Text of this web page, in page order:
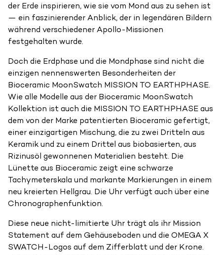
der Erde inspirieren, wie sie vom Mond aus zu sehen ist
— ein faszinierender Anblick, der in legendären Bildern
während verschiedener Apollo-Missionen
festgehalten wurde.
Doch die Erdphase und die Mondphase sind nicht die
einzigen nennenswerten Besonderheiten der
Bioceramic MoonSwatch MISSION TO EARTHPHASE.
Wie alle Modelle aus der Bioceramic MoonSwatch
Kollektion ist auch die MISSION TO EARTHPHASE aus
dem von der Marke patentierten Bioceramic gefertigt,
einer einzigartigen Mischung, die zu zwei Dritteln aus
Keramik und zu einem Drittel aus biobasierten, aus
Rizinusöl gewonnenen Materialien besteht. Die
Lünette aus Bioceramic zeigt eine schwarze
Tachymeterskala und markante Markierungen in einem
neu kreierten Hellgrau. Die Uhr verfügt auch über eine
Chronographenfunktion.
Diese neue nicht-limitierte Uhr trägt als ihr Mission
Statement auf dem Gehäuseboden und die OMEGA X
SWATCH-Logos auf dem Zifferblatt und der Krone.